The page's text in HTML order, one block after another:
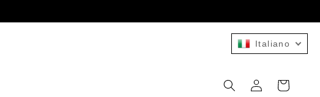
Accedi Carrello
Italiano